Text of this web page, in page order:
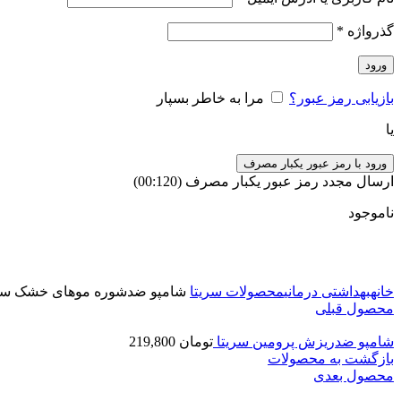
گذرواژه *
ورود
بازیابی رمز عبور؟ مرا به خاطر بسپار
یا
ورود با رمز عبور یکبار مصرف
ارسال مجدد رمز عبور یکبار مصرف (00:
120
)
ناموجود
خانهبهداشتی درمانیمحصولات سریتا شامپو ضدشوره موهای خشک
محصول قبلی
شامپو ضدریزش پرومین سریتا تومان
بازگشت به محصولات
محصول بعدی